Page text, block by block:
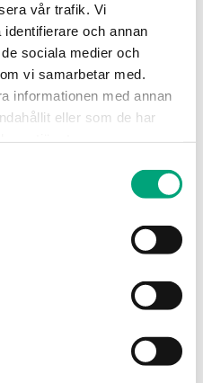
vår trafik. Vi
och annan
sociala medier och
vi samarbetar med.
informationen med annan
eller som de har
Kyla, Ventilation,
Värme,
Fläktkonvektor
PN20
according to ISO